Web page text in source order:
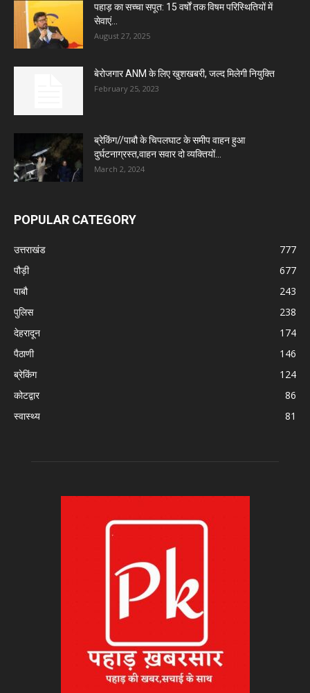
पहाड़ का सच्चा सपूत: 15 वर्षों तक विषम परिस्थितियों में
सेवाएं...
August 27, 2025
बेरोजगार ANM के लिए खुशखबरी, जल्द मिलेगी नियुक्ति
February 25, 2023
ब्रेकिंग//पाबौ के चिपलघाट के समीप वाहन हुआ
दुर्घटनाग्रस्त,वाहन सवार दो व्यक्तियों...
March 2, 2024
POPULAR CATEGORY
उत्तराखंड
777
पौड़ी
677
पाबौ
243
पुलिस
238
देहरादून
174
पैठाणी
146
ब्रेकिंग
124
कोटद्वार
86
स्वास्थ्य
81